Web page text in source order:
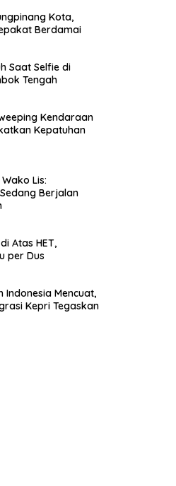
Kota,
Berdamai
Saat Selfie di
Tengah
Kendaraan
Kepatuhan
Lis:
Berjalan
Atas HET,
per Dus
Indonesia Mencuat,
Kepri Tegaskan